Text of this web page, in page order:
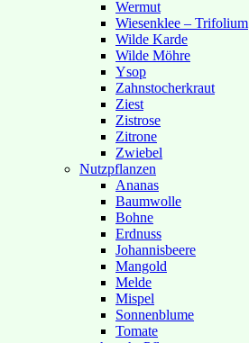
Wermut
Wiesenklee – Trifolium
Wilde Karde
Wilde Möhre
Ysop
Zahnstocherkraut
Ziest
Zistrose
Zitrone
Zwiebel
Nutzpflanzen
Ananas
Baumwolle
Bohne
Erdnuss
Johannisbeere
Mangold
Melde
Mispel
Sonnenblume
Tomate